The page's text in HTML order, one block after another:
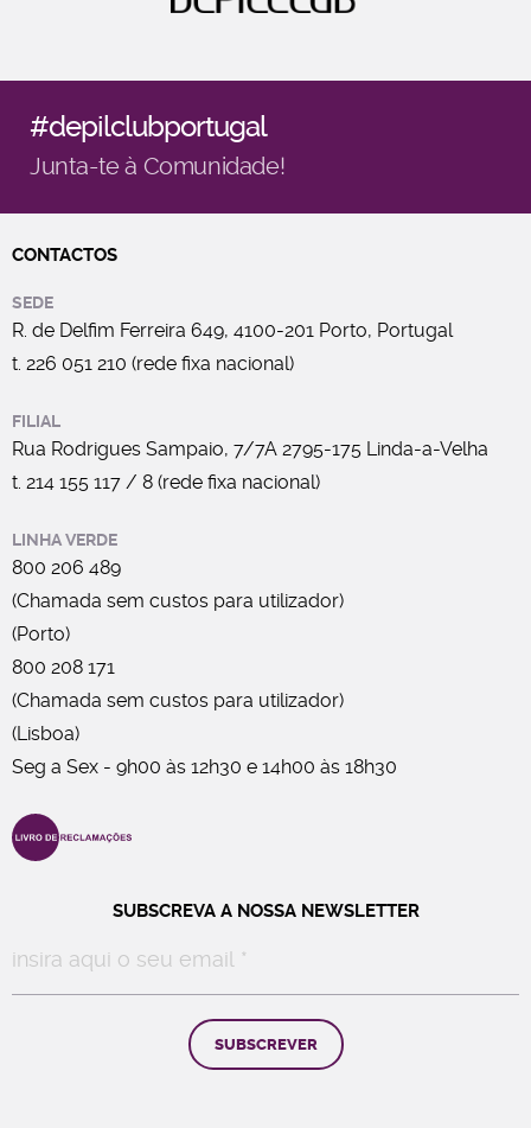
#depilclubportugal
Junta-te à Comunidade!
CONTACTOS
SEDE
R. de Delfim Ferreira 649, 4100-201 Porto, Portugal
t. 226 051 210 (rede fixa nacional)
FILIAL
Rua Rodrigues Sampaio, 7/7A 2795-175 Linda-a-Velha
t. 214 155 117 / 8 (rede fixa nacional)
LINHA VERDE
800 206 489
(Chamada sem custos para utilizador)
(Porto)
800 208 171
(Chamada sem custos para utilizador)
(Lisboa)
Seg a Sex - 9h00 às 12h30 e 14h00 às 18h30
SUBSCREVA A NOSSA NEWSLETTER